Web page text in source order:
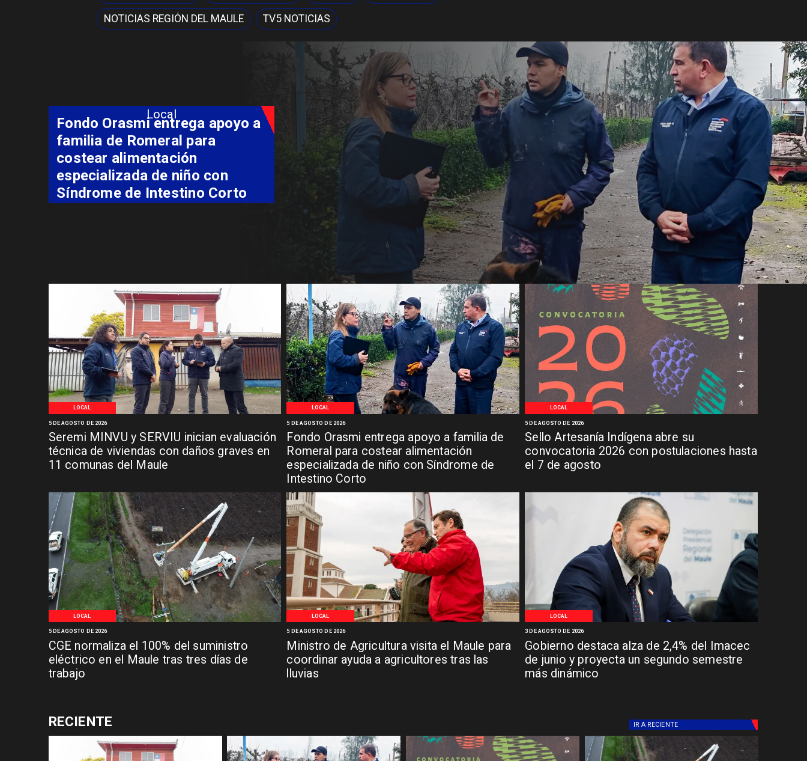
NOTICIAS REGIÓN DEL MAULE TV5 NOTICIAS
LOCAL
Seremi MINVU y SERVIU inician evaluación
técnica de viviendas con daños graves en
11 comunas del Maule
5 DE AGOSTO DE 2026
LOCAL
Fondo Orasmi entrega apoyo a familia de
Romeral para costear alimentación
especializada de niño con Síndrome de
Intestino Corto
5 DE AGOSTO DE 2026
LOCAL
Sello Artesanía Indígena abre su
convocatoria 2026 con postulaciones hasta
el 7 de agosto
5 DE AGOSTO DE 2026
LOCAL
CGE normaliza el 100% del suministro
eléctrico en el Maule tras tres días de
trabajo
5 DE AGOSTO DE 2026
LOCAL
Ministro de Agricultura visita el Maule para
coordinar ayuda a agricultores tras las
lluvias
5 DE AGOSTO DE 2026
LOCAL
Gobierno destaca alza de 2,4% del Imacec
de junio y proyecta un segundo semestre
más dinámico
3 DE AGOSTO DE 2026
Local
Fondo Orasmi entrega apoyo a
familia de Romeral para
costear alimentación
especializada de niño con
Síndrome de Intestino Corto
RECIENTE IR A RECIENTE